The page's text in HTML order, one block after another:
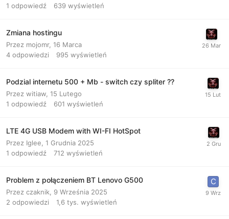
1 odpowiedź 639 wyświetleń
Zmiana hostingu
Przez mojomr, 16 Marca
4 odpowiedzi 995 wyświetleń
Podzial internetu 500 + Mb - switch czy spliter ??
Przez witiaw 15 Lutego
1 odpowiedź 601 wyświetleń
LTE 4G USB Modem with WI-FI HotSpot
Przez Iglee 1 Grudnia 2025
1 odpowiedź 712 wyświetleń
Problem z połączeniem BT Lenovo G500
Przez czaknik
9 Września 2025
2 odpowiedzi 1,6 tys. wyświetleń